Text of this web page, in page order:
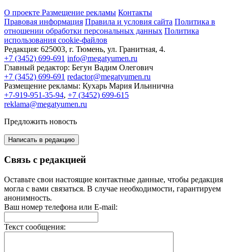
О проекте Размещение рекламы Контакты
Правовая информация Правила и условия сайта Политика в
отношении обработки персональных данных Политика
использования cookie-файлов
Редакция: 625003, г. Тюмень, ул. Гранитная, 4.
+7 (3452) 699-691 info@megatyumen.ru
Главный редактор: Бегун Вадим Олегович
+7 (3452) 699-691 redactor@megatyumen.ru
Размещение рекламы: Кухарь Мария Ильинична
+7-919-951-35-94, +7 (3452) 699-615
reklama@megatyumen.ru
Предложить новость
Написать в редакцию
Связь с редакцией
Оставьте свои настоящие контактные данные, чтобы редакция
могла с вами связаться. В случае необходимости, гарантируем
анонимность.
Ваш номер телефона или E-mail:
Текст сообщения: